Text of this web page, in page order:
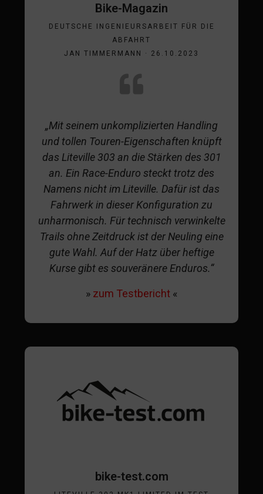
Bike-Magazin
DEUTSCHE INGENIEURSARBEIT FÜR DIE
ABFAHRT
JAN TIMMERMANN · 26.10.2023
„Mit seinem unkomplizierten Handling
und tollen Touren-Eigenschaften knüpft
das Liteville 303 an die Stärken des 301
an. Ein Race-Enduro steckt trotz des
Namens nicht im Liteville. Dafür ist das
Fahrwerk in dieser Konfiguration zu
unharmonisch. Für technisch verwinkelte
Trails ohne Zeitdruck ist der Neuling eine
gute Wahl. Auf der Hatz über heftige
Kurse gibt es souveränere Enduros.“
» zum Testbericht «
bike-test.com